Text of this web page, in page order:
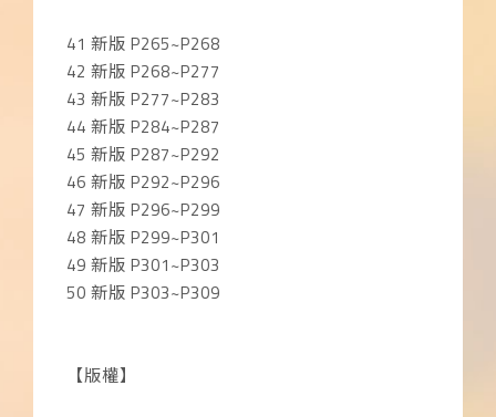
41 新版 P265~P268
42 新版 P268~P277
43 新版 P277~P283
44 新版 P284~P287
45 新版 P287~P292
46 新版 P292~P296
47 新版 P296~P299
48 新版 P299~P301
49 新版 P301~P303
50 新版 P303~P309
【版權】